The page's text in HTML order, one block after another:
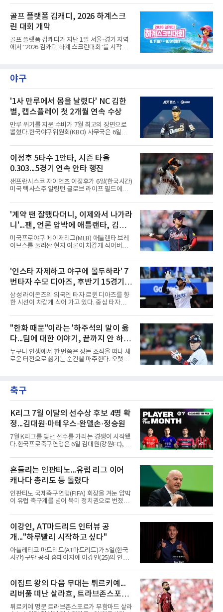
다. 시드권자와 예선통과자, 신인 및 초청 선수,
오프라인 예선전을 통해 선발
리CC에서 열린다. 유소년 골프 저변을 넓히기
위해 2024년 시작돼 올해 3년 연속 개최되는 행
사다.참가 규모는 프로 20명과 유소년 60명. 올
시즌 상반기 우승자인 문동현, 최찬, 오승택, 이
상엽 등이 이름을 올렸다.운영 방식이 특징적이
다. 프로 1명과 유소년 3명이 한 팀을 이뤄 18홀
코스 플레이와 쇼트 게임을 훈련하고, 멘토와 대
어 설렌다"고 밝혔다.이번 캠프는 문화체육관광
부와 국민체육진흥공단의
골프 플랫폼 김캐디, 2026 하계스크
린 대회 개막
골프 플랫폼 김캐디가 지난 1일 서울·경기 지역
에서 ‘2026 김캐디 하계 스크린대회’를 시작했
매장을 확인하고 예약하면 된다. 공식 참여 매장
에서 총 3개의 지정 코스 중 원하는 코스를 플레
더보드에서는 자신의 스코어와 현재 순위를 실
시간으로 확인할 수 있다. 김캐디는 이번 대회를
통해 총 4000만원 상당의 상금과 경품을 제공한
다. 지정 코스 중 1개 이상을 완주한 참가자 가운
데 선착순 1,000명에게도 골프장갑을 증정한다.
지정 코스 3
야구
'1사 만루에서 몸을 날렸다' NC 김한
별, 캡스플레이 첫 2개월 연속 수상
만루 위기를 지운 수비가 7월 최고의 장면으로
뽑혔다.한국야구위원회(KBO) 사무국은 6일
수상자로 NC 다이노스 내야수 김한별을 선정했
다고 밝혔다. 6월에 이어 두 달 연속 수상으로,
이 상 제정 이래 첫 사례다.ADT캡스가 KBO와
함께 시상하는 이 상은 공식 기록위원이 승리 확
률 기여도와 수비 지수를 종합 평가해 해당 기간
최고점을 받은 수비 장면에 준다.수상 장면은 지
난달 23일 서울 잠실구장에서 나왔다. NC가 7-5
격수 김주원에게 연결했다. 김주원이 1루수 블
레인에게 던지며 4-6-3 병살타가 완
이정후 5타수 1안타, 시즌 타율
0.303...5경기 연속 안타 행진
샌프란시스코 자이언츠 이정후가 6일(한국시간)
미국 텍사스주 알링턴 글로브 라이프 필드에서
2번 타자 우익수로 선발 출전해 5타수 1안타를
남겼다. 지난 2일 샌디에이고 파드리스전부터
시작된 연속 안타 행진은 5경기로 늘었고, 시즌
타율은 0.305에서 0.303(399타수 121안타)으로
소폭 내려갔다.첫 타석은 유격수 땅볼이었다. 3
회초 1사에서는 상대 선발 코디 브래드퍼드의
시속 142.2㎞ 포심 패스트볼을 제대로 걷어올렸
에 나왔다. 1사 1루에서 브래드퍼드의 129.7㎞
몸쪽 체인지업을 받아쳐 우전
'계약 땐 잘했다더니, 이제와서 나가라
니'...팬, 언론 압박에 애틀랜타, 김하
성 방출하나?
미국프로야구 메이저리그(MLB) 애틀랜타 브레
이브스를 둘러싼 현지 여론이 차갑게 식어버렸
환호하던 분위기는 온데간데없고, 이제는 성적
부진과 부상을 이유로 팀에서 내보내야 한다는
목소리가 거세지고 있다.김하성은 이번 시즌을
앞두고 대형 계약을 체결하며 기대를 모았으나,
연이은 부상 공백과 극심한 타격 부진이 겹치며
구단과 팬들의 인내심을 한계에 다다르게 만들
었다. 야구계의 냉혹한 비즈니스 논리에 따라,
프 역시 팬들의 거센 항의와 언론의 날 선 비판에
서 자유로울 수 없는 상황이
'인스타 자제하고 야구에 몰두하라' 7
번타자 수모 디아즈, 후반기 15경기
홈런 제로
삼성 라이온즈의 외국인 타자 르윈 디아즈를 향
한 시선이 차갑게 식어 가고 있다. 중심 타자로서
한 부진에 빠지면서 팬들의 원성과 질책이 거세
지는 모양새다.특히 후반기 들어 나타나는 지독
한 홈런 부재는 팀의 고민을 깊게 만들고 있다.
디아즈는 후반기 15경기에 출전해 56타수를 소
화하는 동안 16개의 안타를 기록하며 0.286의
타율 자체는 나쁘지 않은 수치를 유지하고 있다.
그러나 홈런 생산 능력은 완전히 실종됐다. 중심
고, 이는 팀 전체의 공격력 저하로 직결되고 있
다. 최근 경기에서는
"한화 때문"이라는 '하주석의 말이 옳
다...팀에 대한 이야기, 끝까지 안 하는
게 도리
누구나 인생에서 한 번쯤은 정든 조직을 떠나 새
로운 터전으로 옮기는 순간을 마주한다. 오랫동
는다. "지금 여기 어때? 거기는 어땠어?" 이때 쏟
아지는 유혹은 달콤하다. 그동안 쌓였던 불만과
굴뚝같아진다. 하지만 사회생활의 오랜 격언이
자 진리는 명확하다. '전 회사 욕은 결국 누워서
침 뱉기'다. 최근 하주석의 MHN 스포츠와의 인
터뷰는 이 평범한 진리를 가장 극적으로 보여주
며 깊은 여운을 남겼다. 오랫동안 한 팀의 주전으
로 헌신하다 새로운
축구
K리그 7월 이달의 선수상 후보 4명 확
정...김대원·마테우스·완델손·정승원
7월 K리그를 빛낸 선수를 가리는 경쟁이 시작됐
다.한국프로축구연맹은 6일 김대원(강원FC), 마
(FC서울)을 후보로 2026시즌 7월 이달의 선수상
팬 투표에 들어간다고 밝혔다.기록에서는 정승
원이 앞선다. 7월에만 5골을 몰아쳤고 18~20라
운드 세 경기 연속 골에 19라운드 포항전 멀티
골까지 터뜨렸다. 라운드 최우수선수(MVP) 1회,
베스트11 3회에도 이름을 올렸다.나머지 후보도
만만치 않다. 마테우스는 안양 전 경기에 나서 3
원 전 경기를 소화하며 2골 2도움을 남겼고 18라
운드 김천전 멀티 골로 MVP
흔들리는 인판티노...유럽 리그 이어
캐나다 총리도 등 돌렸다
인판티노 국제축구연맹(FIFA) 회장을 겨눈 압박
이 유럽 축구계를 넘어 북미 정치권으로 번졌
요 리그 협의체인 유러피언리그가 5일(현지시
간) FIFA의 거버넌스 개혁을 요구하는 성명을 냈
다고 보도했다.성명의 표현은 강했다. 유러피언
리그는 사태를 촉발한 지분 매각 계획을 위험한
구상으로 규정하며 FIFA의 거버넌스와 의사결
정 구조에 심각한 의문이 제기된다고 지적했다.
월드컵 출전국을 64개국으로 늘리려는 구상에
도 가세했다. 마크 카니 캐나다 총리는 이날 인판
티노 회장의 독단적 결정을 치명적
이강인, AT마드리드 인터뷰 공
개..."하루빨리 시작하고 싶다"
아틀레티코 마드리드(AT마드리드)가 5일(한국
시간) 구단 공식 홈페이지에 이강인(25)의 인터
류를 앞둔 각오가 담겼다.구단이 파리 생제르맹
(PSG) 소속이던 그와의 계약을 알린 것은 지난
달 25일이다. 계약은 2031년 6월 30일까지이며,
현지 매체는 이적료를 3천500만유로에 옵션
500만유로가 붙는 조건으로 전했다.영상에서 이
강인은 유창한 스페인어로 훌륭한 클럽에 합류
이집트 왕의 다음 무대는 튀르키예...
리버풀 떠난 살라흐, 트라브존스포르
입단 초읽기
튀르키예 명문 트라브존스포르가 무함마드 살라